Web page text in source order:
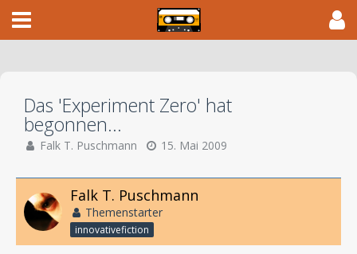
Das 'Experiment Zero' hat
begonnen...
Falk T. Puschmann 15. Mai 2009
Falk T. Puschmann
Themenstarter
innovativefiction